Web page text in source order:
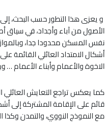
و يعزى هذا التطور حسب البحث، إلى
الأصول من آباء وأجداد، في سياق
نفس المسكن محدودا جدا،
أشكال الامتداد العائلي القائمة
الاخوة والأعمام وأبناء الأعمام …
كما يعكس تراجع التعايش
قائم على الإقامة المشتركة إلى
مع النموذج النووي، والتمدن